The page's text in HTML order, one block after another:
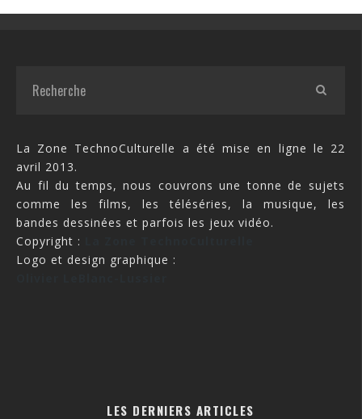
La Zone TechnoCulturelle a été mise en ligne le 22
avril 2013.
Au fil du temps, nous couvrons une tonne de sujets
comme les films, les téléséries, la musique, les
bandes dessinées et parfois les jeux vidéo.
Copyright :
Logo et design graphique :
LES DERNIERS ARTICLES